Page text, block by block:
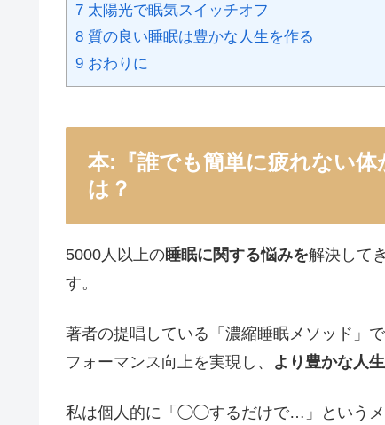
7 太陽光で眠気スイッチオフ
8 質の良い睡眠は豊かな人生を作る
9 おわりに
本:『誰でも簡単に疲れない
は？
5000人以上の睡眠に関する悩みを解決して
す。
著者の提唱している「濃縮睡眠メソッド」で
フォーマンス向上を実現し、 より豊かな人
私は個人的に「◯◯するだけで…」というメ